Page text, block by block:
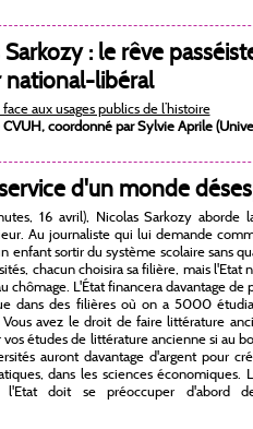
: le rêve
libéral
aux usages publics de l’histoire
CVUH, coordonné par Sylvie Aprile
d'un monde
16 avril), Nicolas Sarkozy aborde
Au journaliste qui lui demande
enfant sortir du système scolaire sans
chacun choisira sa filière, mais l'Etat
L'État financera davantage de
dans des filières où on a 5000
avez le droit de faire littérature
études de littérature ancienne si au
auront davantage d'argent pour
dans les sciences économiques.
l'Etat doit se préoccuper d'abord